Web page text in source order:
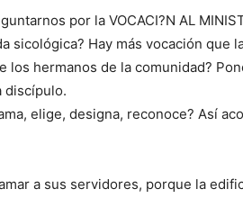
por la VOCACI?N AL
sicológica? Hay más vocación que
los hermanos de la comunidad?
discípulo.
elige, designa, reconoce? Así
a sus servidores, porque la